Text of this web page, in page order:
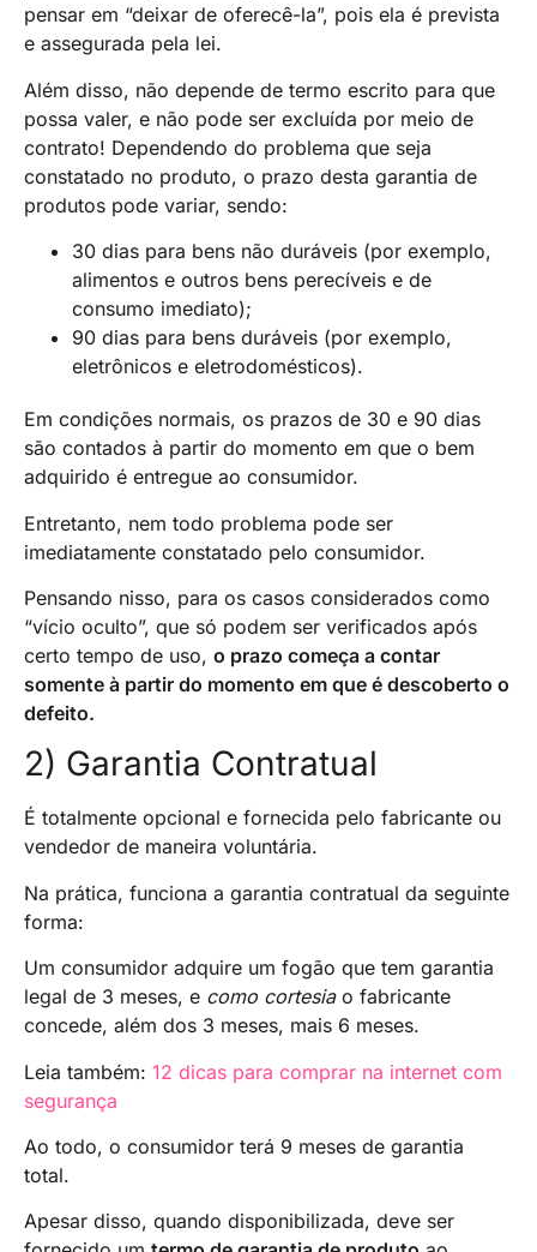
pensar em “deixar de oferecê-la”, pois ela é prevista
e assegurada pela lei.
Além disso, não depende de termo escrito para que
possa valer, e não pode ser excluída por meio de
contrato! Dependendo do problema que seja
constatado no produto, o prazo desta garantia de
produtos pode variar, sendo:
30 dias para bens não duráveis (por exemplo,
alimentos e outros bens perecíveis e de
consumo imediato);
90 dias para bens duráveis (por exemplo,
eletrônicos e eletrodomésticos).
Em condições normais, os prazos de 30 e 90 dias
são contados à partir do momento em que o bem
adquirido é entregue ao consumidor.
Entretanto, nem todo problema pode ser
imediatamente constatado pelo consumidor.
Pensando nisso, para os casos considerados como
“vício oculto”, que só podem ser verificados após
certo tempo de uso, o prazo começa a contar
somente à partir do momento em que é descoberto o
defeito.
2) Garantia Contratual
É totalmente opcional e fornecida pelo fabricante ou
vendedor de maneira voluntária.
Na prática, funciona a garantia contratual da seguinte
forma:
Um consumidor adquire um fogão que tem garantia
legal de 3 meses, e como cortesiao fabricante
concede, além dos 3 meses, mais 6 meses.
Leia também: 12 dicas para comprar na internet com
segurança
Ao todo, o consumidor terá 9 meses de garantia
total.
Apesar disso, quando disponibilizada, deve ser